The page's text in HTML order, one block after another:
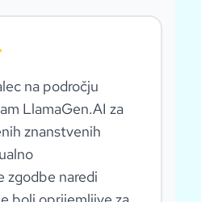
na področju
LlamaGen.AI za
znanstvenih
zgodbe naredi